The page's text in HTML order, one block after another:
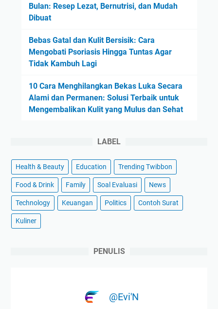
Bulan: Resep Lezat, Bernutrisi, dan Mudah
Dibuat
Bebas Gatal dan Kulit Bersisik: Cara
Mengobati Psoriasis Hingga Tuntas Agar
Tidak Kambuh Lagi
10 Cara Menghilangkan Bekas Luka Secara
Alami dan Permanen: Solusi Terbaik untuk
Mengembalikan Kulit yang Mulus dan Sehat
LABEL
Health & Beauty Education Trending Twibbon
Food & Drink Family Soal Evaluasi News
Technology Keuangan Politics Contoh Surat
Kuliner
PENULIS
@Evi'N